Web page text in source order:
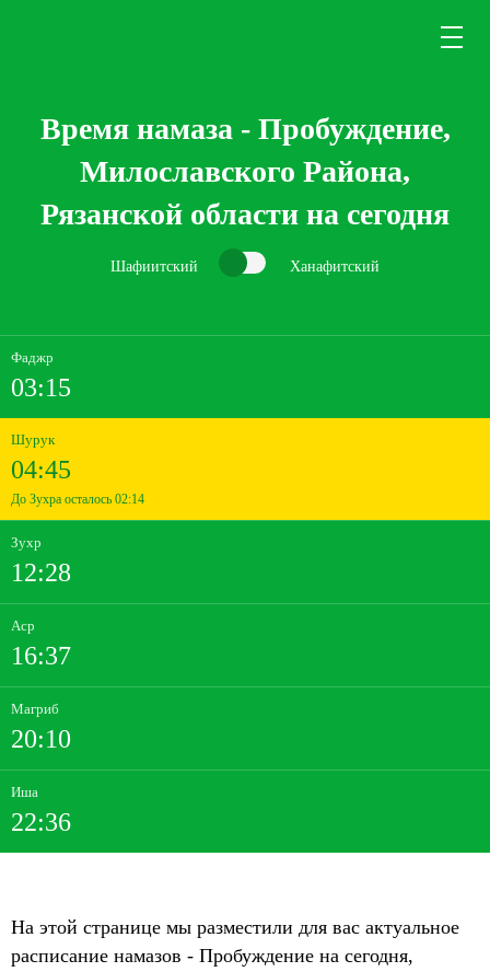
Время намаза - Пробуждение,
Милославского Района,
Рязанской области на сегодня
Шафиитский Ханафитский
Фаджр
03:15
Шурук
04:45
До Зухра осталось 02:14
Зухр
12:28
Аср
16:37
Магриб
20:10
Иша
22:36
На этой странице мы разместили для вас актуальное
расписание намазов - Пробуждение на сегодня,